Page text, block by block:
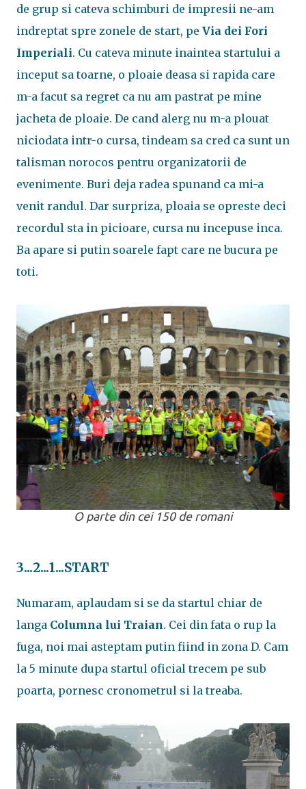
de grup si cateva schimburi de impresii ne-am
indreptat spre zonele de start, pe Via dei Fori
Imperiali. Cu cateva minute inaintea startului a
inceput sa toarne, o ploaie deasa si rapida care
m-a facut sa regret ca nu am pastrat pe mine
jacheta de ploaie. De cand alerg nu m-a plouat
niciodata intr-o cursa, tindeam sa cred ca sunt un
talisman norocos pentru organizatorii de
evenimente. Buri deja radea spunand ca mi-a
venit randul. Dar surpriza, ploaia se opreste deci
recordul sta in picioare, cursa nu incepuse inca.
Ba apare si putin soarele fapt care ne bucura pe
toti.
O parte din cei 150 de romani
3...2...1...START
Numaram, aplaudam si se da startul chiar de
langa Columna lui Traian. Cei din fata o rup la
fuga, noi mai asteptam putin fiind in zona D. Cam
la 5 minute dupa startul oficial trecem pe sub
poarta, pornesc cronometrul si la treaba.